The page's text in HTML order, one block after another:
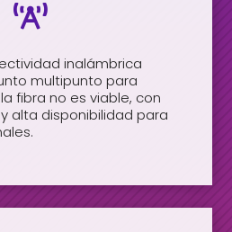

inalámbrica
multipunto para
fibra no es viable, con
alta disponibilidad para